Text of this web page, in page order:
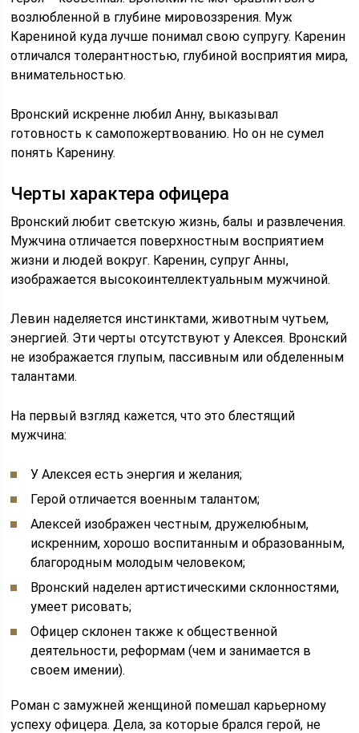
возлюбленной в глубине мировоззрения. Муж
Карениной куда лучше понимал свою супругу. Каренин
отличался толерантностью, глубиной восприятия мира,
внимательностью.
Вронский искренне любил Анну, выказывал
готовность к самопожертвованию. Но он не сумел
понять Каренину.
Черты характера офицера
Вронский любит светскую жизнь, балы и развлечения.
Мужчина отличается поверхностным восприятием
жизни и людей вокруг. Каренин, супруг Анны,
изображается высокоинтеллектуальным мужчиной.
Левин наделяется инстинктами, животным чутьем,
энергией. Эти черты отсутствуют у Алексея. Вронский
не изображается глупым, пассивным или обделенным
талантами.
На первый взгляд кажется, что это блестящий
мужчина:
У Алексея есть энергия и желания;
Герой отличается военным талантом;
Алексей изображен честным, дружелюбным,
искренним, хорошо воспитанным и образованным,
благородным молодым человеком;
Вронский наделен артистическими склонностями,
умеет рисовать;
Офицер склонен также к общественной
деятельности, реформам (чем и занимается в
своем имении).
Роман с замужней женщиной помешал карьерному
успеху офицера. Дела, за которые брался герой, не